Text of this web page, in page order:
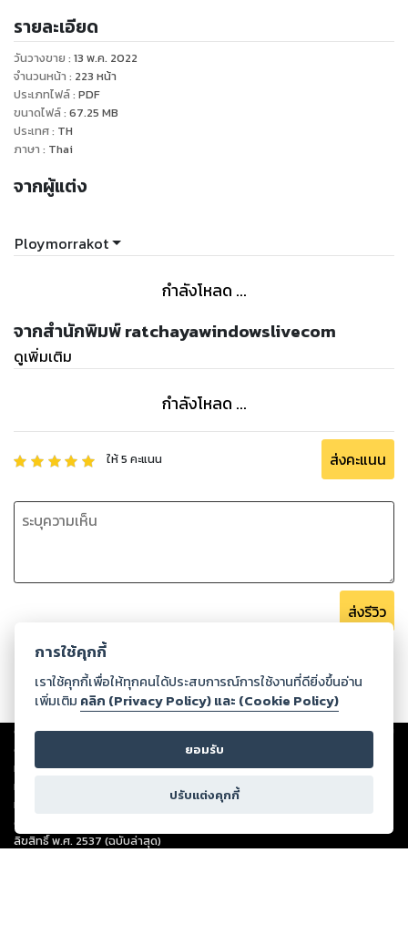
รายละเอียด
วันวางขาย : 13 พ.ค. 2022
จำนวนหน้า : 223 หน้า
ประเภทไฟล์: PDF
ขนาดไฟล์: 67.25 MB
ประเทศ: TH
ภาษา : Thai
จากผู้แต่ง
Ploymorrakot
กำลังโหลด ...
จากสำนักพิมพ์ ratchayawindowslivecom
ดูเพิ่มเติม
กำลังโหลด ...
ให้5 คะแนน ส่งคะแนน
ส่งรีวิว
Copyright ©2026Storylog Co., Ltd. - สตอรี่ล็อกขอสงวนสิทธิ์ไม่รับผิดชอบ
ต่อผลงานหรือเนื้อหาใดที่อัปโหลดผ่านเว็บไซต์และปรากฏว่าละเมิดสิทธิใน
ทรัพย์สินทางปัญญาของบุคคลอื่นหรือขัดต่อกฎหมายและศีลธรรม ดังนั้น ผู้อ่าน
ทุกท่านโปรดใช้วิจารณญาณในการกลั่นกรองด้วยตนเอง และหากท่านพบว่าส่วน
หนึ่งส่วนใดขัดต่อกฎหมายและศีลธรรม กรุณาแจ้งมายังบริษัท เพื่อทีมงานจะได้
ดำเนินการในทันที ทั้งนี้ ทางสตอรี่ล็อกขอสงวนลิขสิทธิ์ตามพระราชบัญญัติ
ลิขสิทธิ์ พ.ศ. 2537 (ฉบับล่าสุด)
การใช้คุกกี้
เราใช้คุกกี้เพื่อให้ทุกคนได้ประสบการณ์การใช้งานที่ดียิ่งขึ้นอ่าน
เพิ่มเติม คลิก (Privacy Policy) และ (Cookie Policy)
ยอมรับ
ปรับแต่งคุกกี้